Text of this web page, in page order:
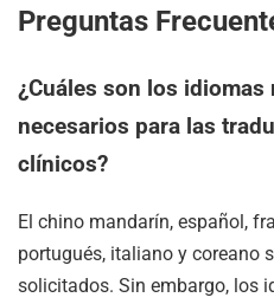
Preguntas
¿Cuáles son los idiomas
necesarios para las
clínicos?
El chino mandarín, español,
portugués, italiano y coreano
solicitados. Sin embargo, los